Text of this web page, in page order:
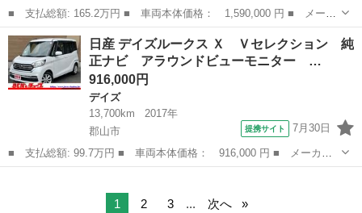
■ 支払総額: 165.2万円 ■ 車両本体価格： 1,590,000 円 ■ メーカ
ー名： 日産 ■ 車種名： デイズ ■ グレード名： ハイウェイス
ター Ｇターボプロパイロットエディション 純正ディスプレイオー
ディオナ...
福島 いわき市 デイズ
日産 デイズルークス Ｘ Ｖセレクション 純
正ナビ アラウンドビューモニター …
916,000円
デイズ
13,700km
2017年
郡山市
提携サイト 7月30日
■ 支払総額: 99.7万円 ■ 車両本体価格： 916,000 円 ■ メーカー
名： 日産 ■ 車種名： デイズルークス ■ グレード名： Ｘ Ｖ
1 2 3 ... 次へ